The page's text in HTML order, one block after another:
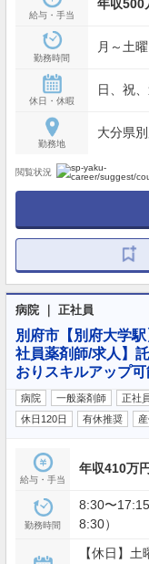
給与・手当
年収500
勤務時間
月～土
休日・休暇
日、祝
勤務地
大分県
閲覧状況
病院 ｜ 正社員
別府市【別府大学
社員薬剤師/求人】
おりスキルアップ可
病院 一般薬剤師 正社
休日120日
有休推奨
給与・手当
年収410万
勤務時間
8:30〜
8:30）
【休日】